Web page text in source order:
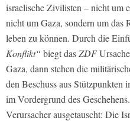
israelische Zivilisten – nicht um
nicht um Gaza, sondern um das
leben zu können. Durch die
Konflikt“ biegt dasZDF
Gaza, dann stehen die
den Beschuss aus Stützpunkten
im Vordergrund des
Verursacher ausgetauscht: Die